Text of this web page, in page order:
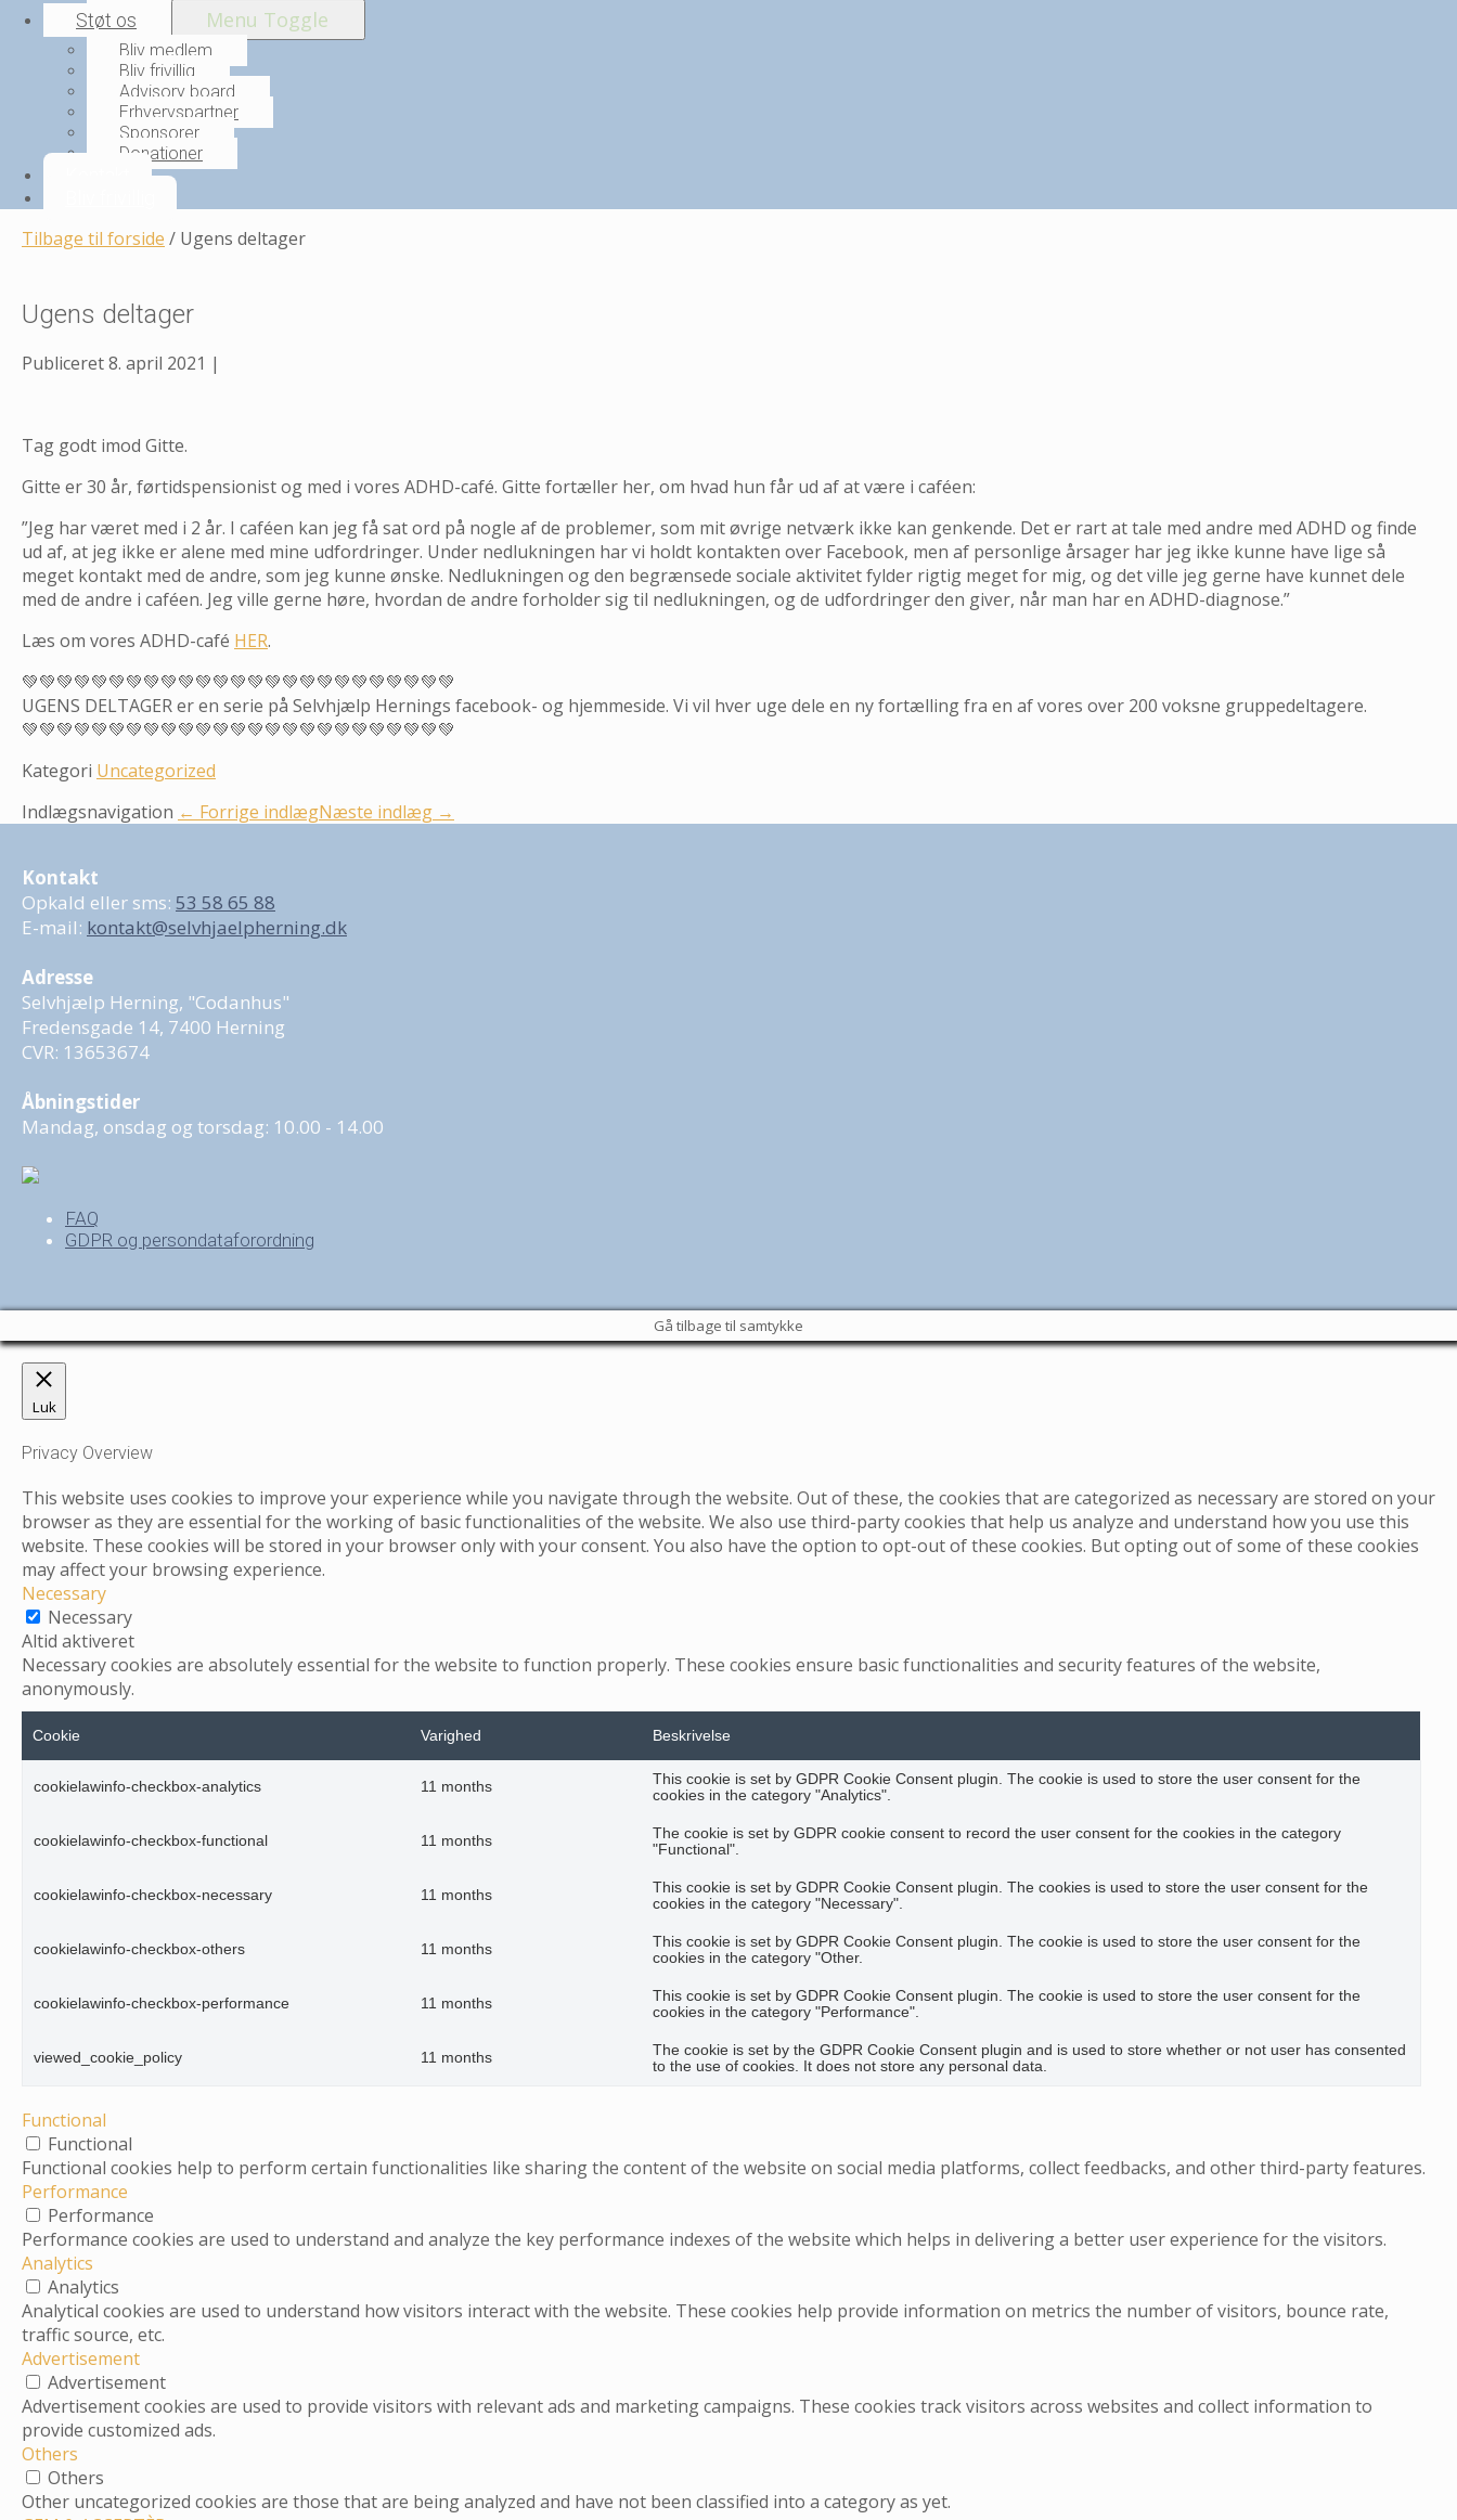
Støt os Menu Toggle
Bliv medlem
Bliv frivillig
Advisory board
Erhvervspartner
Sponsorer
Donationer
Tilbage til forside / Ugens deltager
Ugens deltager
Publiceret8. april 2021 |
Tag godt imod Gitte.
Gitte er 30 år, førtidspensionist og med i vores ADHD-café. Gitte fortæller her, om hvad hun får ud af at være i caféen:
”Jeg har været med i 2 år. I caféen kan jeg få sat ord på nogle af de problemer, som mit øvrige netværk ikke kan genkende. Det er rart at tale med andre med ADHD og finde
ud af, at jeg ikke er alene med mine udfordringer. Under nedlukningen har vi holdt kontakten over Facebook, men af personlige årsager har jeg ikke kunne have lige så
meget kontakt med de andre, som jeg kunne ønske. Nedlukningen og den begrænsede sociale aktivitet fylder rigtig meget for mig, og det ville jeg gerne have kunnet dele
med de andre i caféen. Jeg ville gerne høre, hvordan de andre forholder sig til nedlukningen, og de udfordringer den giver, når man har en ADHD-diagnose.”
Læs om vores ADHD-café HER.
💚💚💚💚💚💚💚💚💚💚💚💚💚💚💚💚💚💚💚💚💚💚💚💚💚
UGENS DELTAGER er en serie på Selvhjælp Hernings facebook- og hjemmeside. Vi vil hver uge dele en ny fortælling fra en af vores over 200 voksne gruppedeltagere.
💚💚💚💚💚💚💚💚💚💚💚💚💚💚💚💚💚💚💚💚💚💚💚💚💚
Kategori Uncategorized
Indlægsnavigation ← Forrige indlægNæste indlæg →
Kontakt
Opkald eller sms: 53 58 65 88
E-mail: kontakt@selvhjaelpherning.dk
Adresse
Selvhjælp Herning, "Codanhus"
Fredensgade 14, 7400 Herning
CVR: 13653674
Åbningstider
Mandag, onsdag og torsdag: 10.00 - 14.00
FAQ
GDPR og persondataforordning
Gå tilbage til samtykke
Luk
Privacy Overview
This website uses cookies to improve your experience while you navigate through the website. Out of these, the cookies that are categorized as necessary are stored on your
browser as they are essential for the working of basic functionalities of the website. We also use third-party cookies that help us analyze and understand how you use this
website. These cookies will be stored in your browser only with your consent. You also have the option to opt-out of these cookies. But opting out of some of these cookies
may affect your browsing experience.
Necessary
Necessary
Altid aktiveret
Necessary cookies are absolutely essential for the website to function properly. These cookies ensure basic functionalities and security features of the website,
anonymously.
Cookie Varighed Beskrivelse
cookielawinfo-checkbox-analytics 11 months
This cookie is set by GDPR Cookie Consent plugin. The cookie is used to store the user consent for the
cookies in the category "Analytics".
cookielawinfo-checkbox-functional 11 months
The cookie is set by GDPR cookie consent to record the user consent for the cookies in the category
"Functional".
cookielawinfo-checkbox-necessary 11 months
This cookie is set by GDPR Cookie Consent plugin. The cookies is used to store the user consent for the
cookies in the category "Necessary".
cookielawinfo-checkbox-others 11 months
This cookie is set by GDPR Cookie Consent plugin. The cookie is used to store the user consent for the
cookies in the category "Other.
cookielawinfo-checkbox-performance 11 months
This cookie is set by GDPR Cookie Consent plugin. The cookie is used to store the user consent for the
cookies in the category "Performance".
viewed_cookie_policy 11 months
The cookie is set by the GDPR Cookie Consent plugin and is used to store whether or not user has consented
to the use of cookies. It does not store any personal data.
Functional
Functional
Functional cookies help to perform certain functionalities like sharing the content of the website on social media platforms, collect feedbacks, and other third-party features.
Performance
Performance
Performance cookies are used to understand and analyze the key performance indexes of the website which helps in delivering a better user experience for the visitors.
Analytics
Analytics
Analytical cookies are used to understand how visitors interact with the website. These cookies help provide information on metrics the number of visitors, bounce rate,
traffic source, etc.
Advertisement
Advertisement
Advertisement cookies are used to provide visitors with relevant ads and marketing campaigns. These cookies track visitors across websites and collect information to
provide customized ads.
Others
Others
Other uncategorized cookies are those that are being analyzed and have not been classified into a category as yet.